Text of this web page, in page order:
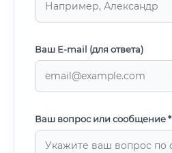
Ваш E-mail (для ответа)
Ваш вопрос или сообщение *